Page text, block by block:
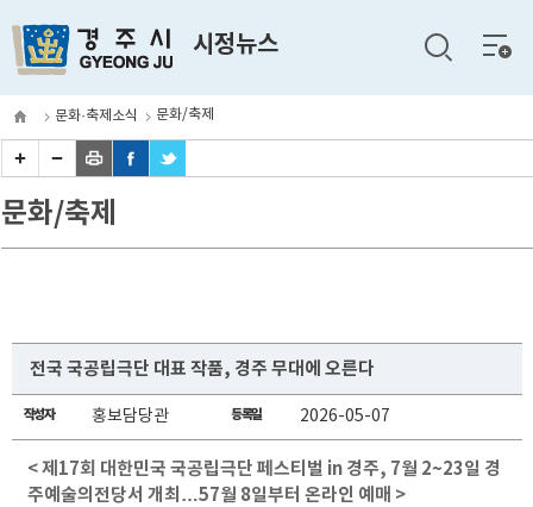
시정뉴스
전체
메뉴
문화·축제소식 문화/축제
문화/축제
전국 국공립극단 대표 작품, 경주 무대에 오른다
작성자 홍보담당관 등록일 2026-05-07
< 제17회 대한민국 국공립극단 페스티벌 in 경주, 7월 2~23일 경
주예술의전당서 개최…57월 8일부터 온라인 예매 >